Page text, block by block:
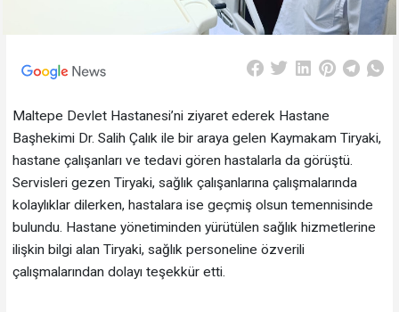
Maltepe Devlet Hastanesi’ni ziyaret ederek Hastane
Başhekimi Dr. Salih Çalık ile bir araya gelen Kaymakam Tiryaki,
hastane çalışanları ve tedavi gören hastalarla da görüştü.
Servisleri gezen Tiryaki, sağlık çalışanlarına çalışmalarında
kolaylıklar dilerken, hastalara ise geçmiş olsun temennisinde
bulundu. Hastane yönetiminden yürütülen sağlık hizmetlerine
ilişkin bilgi alan Tiryaki, sağlık personeline özverili
çalışmalarından dolayı teşekkür etti.